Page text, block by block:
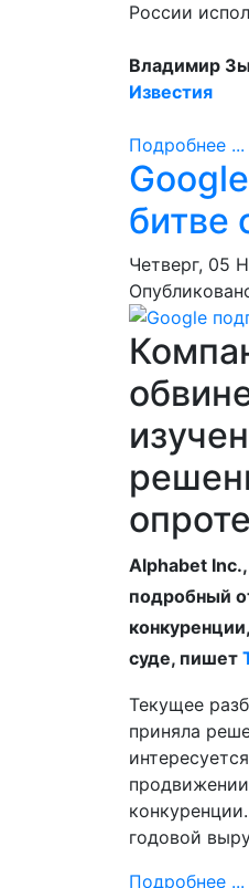
России
Владимир
Известия
Подробнее ...
битве
Четверг, 05
Alphabet
подробный
суде, пишет
Текущее
приняла
годовой
Подробнее ...